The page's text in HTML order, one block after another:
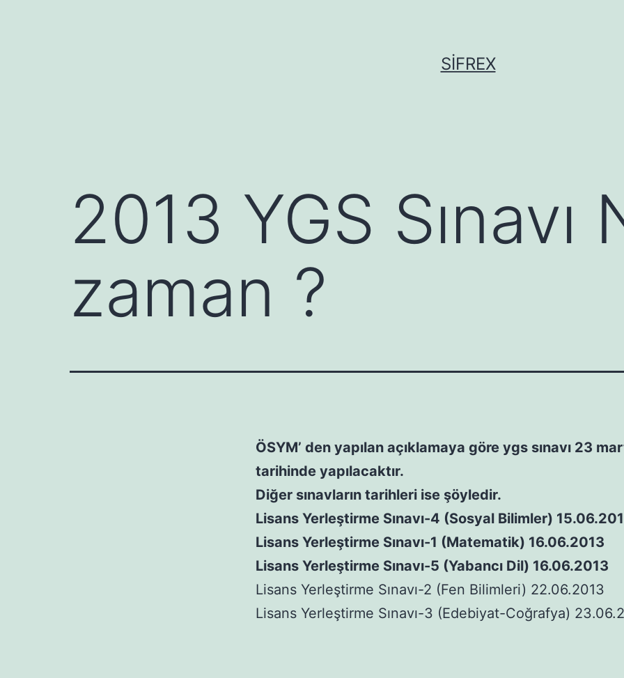
SIFREX
2013 YGS Sınavı
zaman ?
ÖSYM’ den yapılan açıklamaya göre ygs sınavı 23
tarihinde yapılacaktır.
Diğer sınavların tarihleri ise şöyledir.
Lisans Yerleştirme Sınavı-4 (Sosyal Bilimler)
Lisans Yerleştirme Sınavı-1 (Matematik) 16.06.2013
Lisans Yerleştirme Sınavı-5 (Yabancı Dil) 16.06.2013
Lisans Yerleştirme Sınavı-2 (Fen Bilimleri) 22.06.2013
Lisans Yerleştirme Sınavı-3 (Edebiyat-Coğrafya)